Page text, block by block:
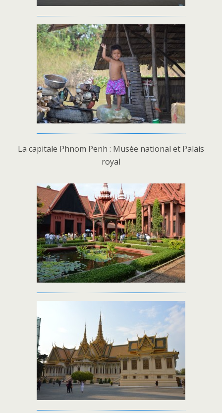
La capitale Phnom Penh : Musée national et Palais
royal